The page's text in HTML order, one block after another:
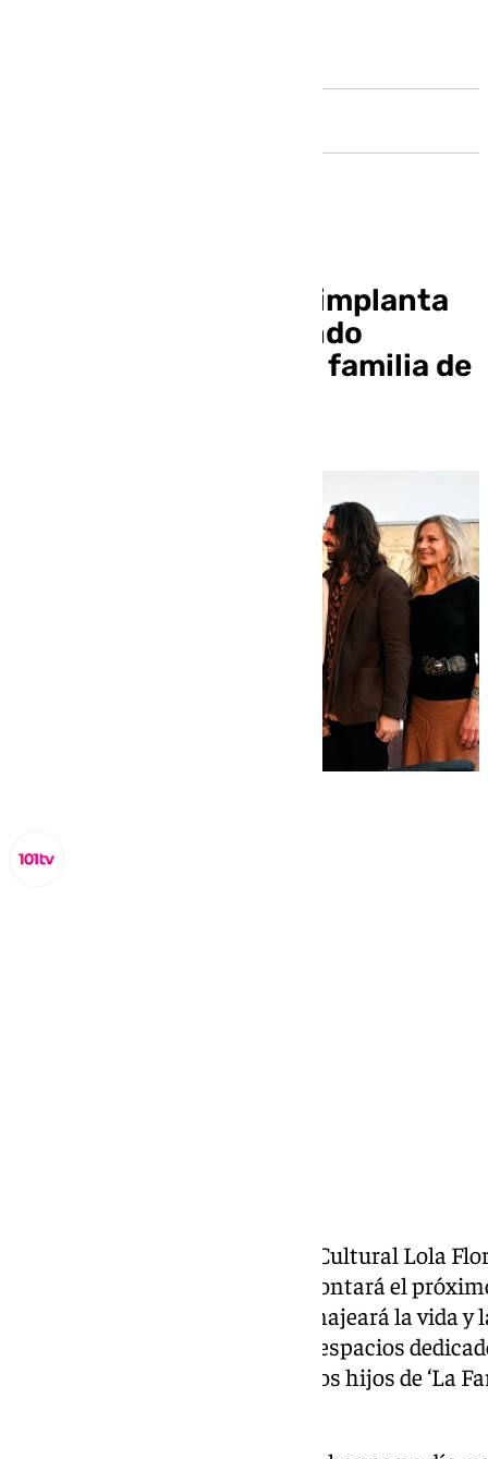
El ‘planeta Flores’ se implanta
en Jerez en un segundo
espacio dedicado a la familia de
El proyecto cultural del Centro Cultural Lola
dedicado a la artista jerezana, contará el
permanente en la que se homenajeará la vida
‘planeta Flores’ en el que habrá espacios
Pescaílla’, a Carmen Flores, y a los hijos de ‘La